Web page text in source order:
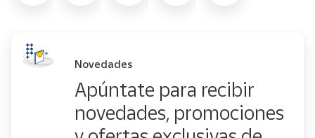
Novedades
Apúntate para recibir
novedades, promociones